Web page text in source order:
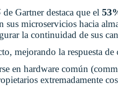
de Gartner destaca que el
microservicios hacia
la continuidad de sus
mejorando la respuesta
en hardware común
extremadamente